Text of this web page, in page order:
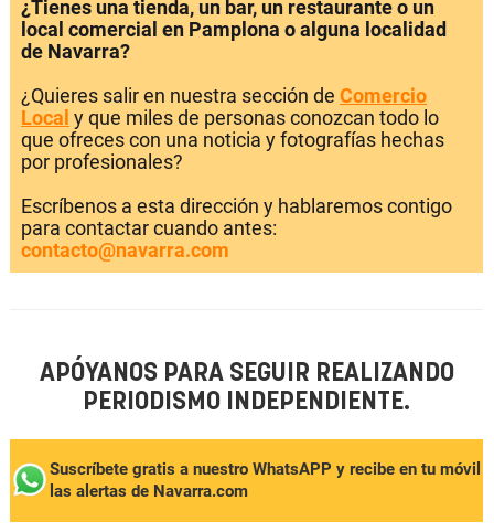
¿Tienes una tienda, un bar, un restaurante o un
local comercial en Pamplona o alguna localidad
de Navarra?
¿Quieres salir en nuestra sección de Comercio
Local y que miles de personas conozcan todo lo
que ofreces con una noticia y fotografías hechas
por profesionales?
Escríbenos a esta dirección y hablaremos contigo
para contactar cuando antes:
contacto@navarra.com
APÓYANOS PARA SEGUIR REALIZANDO
PERIODISMO INDEPENDIENTE.
Suscríbete gratis a nuestro WhatsAPP y recibe en tu móvil
las alertas de Navarra.com